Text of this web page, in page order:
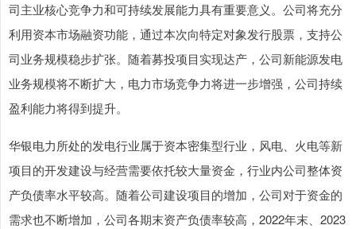
司主业核心竞争力和可持续发展能力具有重要意义。公司将充分
利用资本市场融资功能，通过本次向特定对象发行股票，支持公
司业务规模稳步扩张。随着募投项目实现达产，公司新能源发电
业务规模将不断扩大，电力市场竞争力将进一步增强，公司持续
盈利能力将得到提升。
华银电力所处的发电行业属于资本密集型行业，风电、火电等新
项目的开发建设与经营需要依托较大量资金，行业内公司整体资
产负债率水平较高。随着公司建设项目的增加，公司对于资金的
需求也不断增加，公司各期末资产负债率较高，2022年末、2023